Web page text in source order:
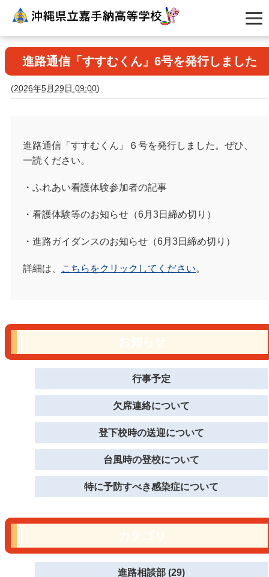
進路通信「すすむくん」6号を発行しました
(2026年5月29日 09:00)
進路通信「すすむくん」６号を発行しました。ぜひ、
一読ください。
・ふれあい看護体験参加者の記事
・看護体験等のお知らせ（6月 3日締め切り）
・進路ガイダンスのお知らせ（6月 3日締め切り）
詳細は、 こちらをクリックしてください。
行事予定
欠席連絡について
登下校時の送迎について
台風時の登校について
特に予防すべき感染症について
進路相談部 (29)